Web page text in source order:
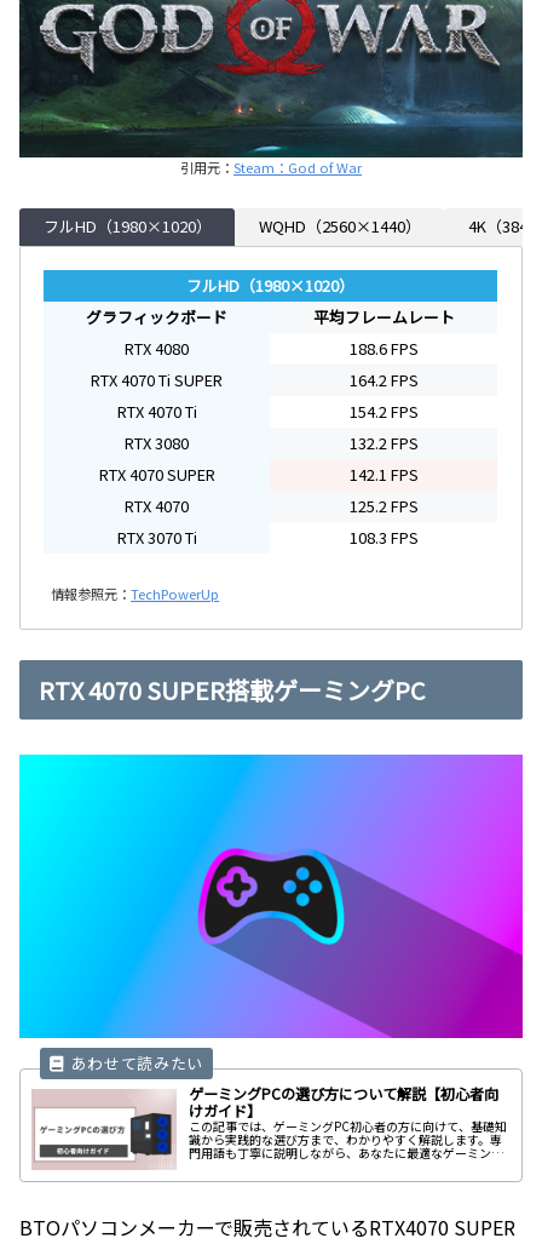
引用元： Steam：God of War
フルHD（1980×1020） WQHD（2560×1440） 4K（
フルHD（1980×1020）
グラフィックボード
平均フレームレート
RTX 4080
188.6 FPS
RTX 4070 Ti SUPER
164.2 FPS
RTX 4070 Ti
154.2 FPS
RTX 3080
132.2 FPS
RTX 4070 SUPER
142.1 FPS
RTX 4070
125.2 FPS
RTX 3070 Ti
108.3 FPS
情報参照元：TechPowerUp
RTX 4070 SUPER搭載ゲーミングPC
ゲーミングPCの選び方について解説【初心者向
けガイド】
この記事では、ゲーミングPC初心者の方に向けて、基礎知
識から実践的な選び方まで、わかりやすく解説します。専
門用語も丁寧に説明しながら、あなたに最適なゲーミング
BTOパソコンメーカーで販売されているRTX4070 SUPER